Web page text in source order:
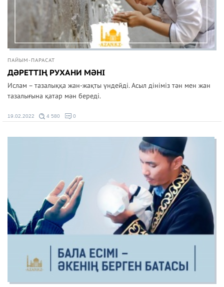
ПАЙЫМ-ПАРАСАТ
ДӘРЕТТІҢ РУХАНИ МӘНІ
Ислам – тазалыққа жан-жақты үндейді. Асыл дініміз тән мен жан
тазалығына қатар мән береді.
19.02.2022 4 580 0